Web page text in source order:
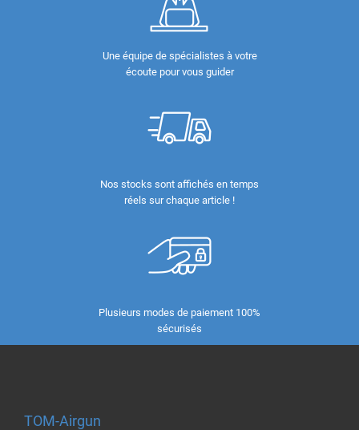
Une équipe de spécialistes à votre
écoute pour vous guider
Nos stocks sont affichés en temps
réels sur chaque article !
Plusieurs modes de paiement 100%
sécurisés
TOM-Airgun